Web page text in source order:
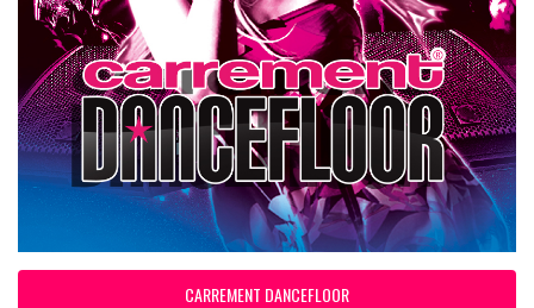
CARREMENT DANCEFLOOR